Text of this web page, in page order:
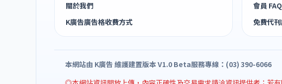
關於我們
K廣告廣告格收費方式
會員 FAQ
免費代
本網站由 K廣告 維護建置版本 V1.0 Beta服務專線：(03) 390-6066